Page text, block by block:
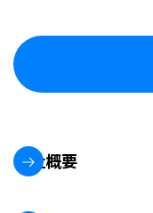
会社概要